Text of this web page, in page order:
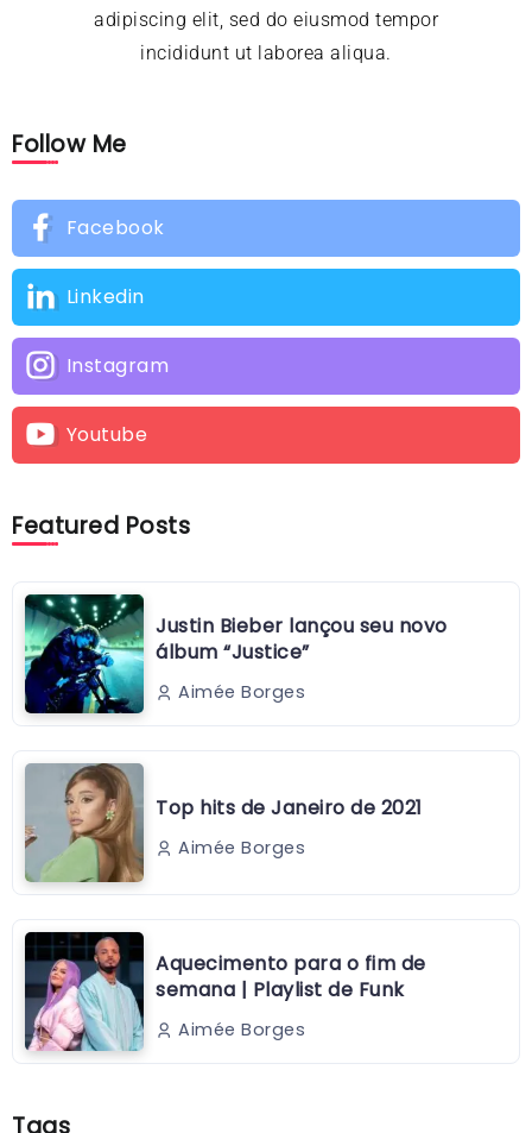
adipiscing elit, sed do eiusmod tempor
incididunt ut laborea aliqua.
Follow Me
Facebook
Linkedin
Instagram
Youtube
Featured Posts
Justin Bieber lançou seu novo
álbum “Justice”
Aimée Borges
Top hits de Janeiro de 2021
Aimée Borges
Aquecimento para o fim de
semana | Playlist de Funk
Aimée Borges